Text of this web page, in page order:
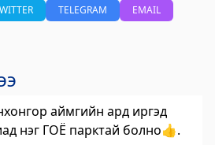
хэлтэс
TELEGRAM
EMAIL
аймгийн ард иргэд
нэг ГОЁ парктай болно👍.